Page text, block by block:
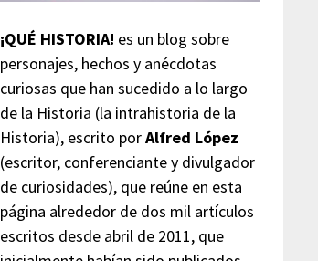
¡QUÉ HISTORIA! es un blog sobre
personajes, hechos y anécdotas
curiosas que han sucedido a lo largo
de la Historia (la intrahistoria de la
Historia), escrito porAlfred López
(escritor, conferenciante y divulgador
de curiosidades), que reúne en esta
página alrededor de dos mil artículos
escritos desde abril de 2011, que